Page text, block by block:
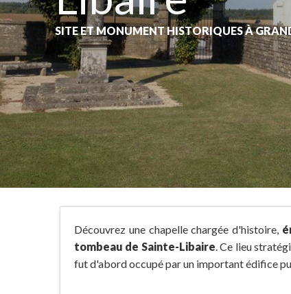
SITE ET MONUMENT HISTORIQUESÀ
Découvrez une chapelle chargée d'histoire,
tombeau de Sainte-Libaire. Ce lieu
fut d'abord occupé par un important édifice